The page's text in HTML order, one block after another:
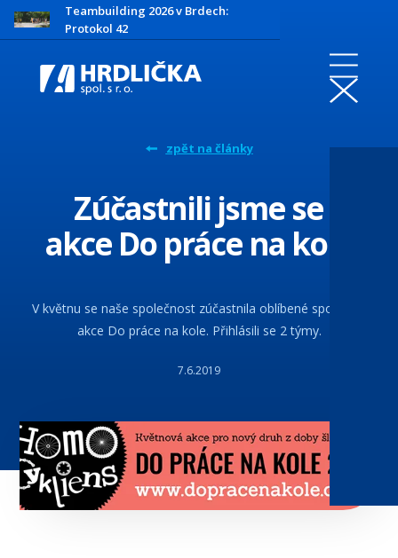
Teambuilding 2026 v Brdech:
Protokol 42
zpět na články
Zúčastnili jsme se
akce Do práce na kole
V květnu se naše společnost zúčastnila oblíbené sportovní
akce Do práce na kole. Přihlásili se 2 týmy.
7.6.2019